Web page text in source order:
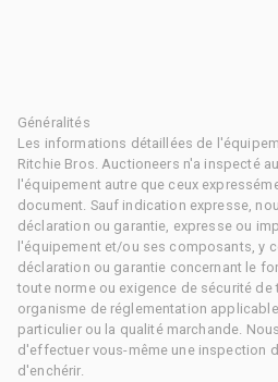
Généralités
Les informations détaillées de
Ritchie Bros. Auctioneers n'a inspecté
l'équipement autre que ceux
document. Sauf indication expresse,
déclaration ou garantie, expresse ou
l'équipement et/ou ses composants, y
déclaration ou garantie concernant le
toute norme ou exigence de sécurité
organisme de réglementation
particulier ou la qualité marchande.
d'effectuer vous-même une inspection
d'enchérir.